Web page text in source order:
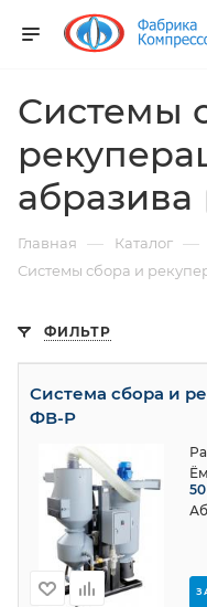
Системы
абразива
Главная — Каталог —
Системы сбора и
ФИЛЬТР
Система сбора и
ФВ-Р